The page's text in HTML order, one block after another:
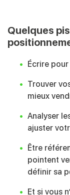
Quelques
Écrire
Trouver
mieux
Analyser
ajuster
Être
pointent
définir sa
Et si vous